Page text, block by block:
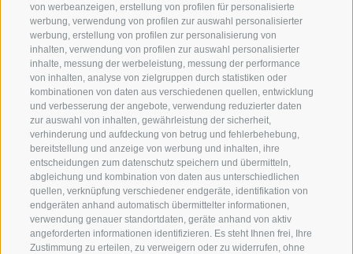
von werbeanzeigen, erstellung von profilen für personalisierte
werbung, verwendung von profilen zur auswahl personalisierter
werbung, erstellung von profilen zur personalisierung von
inhalten, verwendung von profilen zur auswahl personalisierter
inhalte, messung der werbeleistung, messung der performance
von inhalten, analyse von zielgruppen durch statistiken oder
kombinationen von daten aus verschiedenen quellen, entwicklung
und verbesserung der angebote, verwendung reduzierter daten
zur auswahl von inhalten, gewährleistung der sicherheit,
verhinderung und aufdeckung von betrug und fehlerbehebung,
bereitstellung und anzeige von werbung und inhalten, ihre
entscheidungen zum datenschutz speichern und übermitteln,
abgleichung und kombination von daten aus unterschiedlichen
quellen, verknüpfung verschiedener endgeräte, identifikation von
endgeräten anhand automatisch übermittelter informationen,
verwendung genauer standortdaten, geräte anhand von aktiv
angeforderten informationen identifizieren. Es steht Ihnen frei, Ihre
Zustimmung zu erteilen, zu verweigern oder zu widerrufen, ohne
WILLKOMMEN IN DER
FERIENREGION RATSCHINGS
JAUFENTAL
RATSCHINGS
RIDNAUNTAL
BERGBAHNEN
SKISCHULE RATSCHINGS
SPORT UND
MENGE
SKIFAHREN
WANDERN
HOCHALPINE
BIKEN
LANGLAUFEN